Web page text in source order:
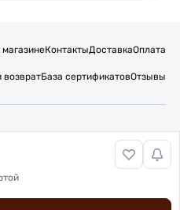
магазинеКонтактыДоставкаОплата
возвратБаза сертификатовОтзывы
данных